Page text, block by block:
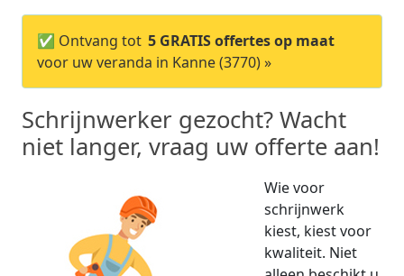
✅ Ontvang tot 5 GRATIS offertes op maat
voor uw veranda in Kanne (3770) »
Schrijnwerker gezocht? Wacht
niet langer, vraag uw offerte aan!
Wie voor
schrijnwerk
kiest, kiest voor
kwaliteit. Niet